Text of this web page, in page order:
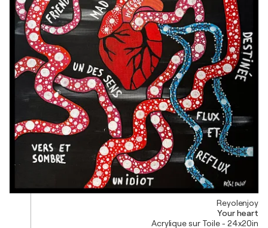
Reyolenjoy
Your heart
Acrylique sur Toile - 24x20in